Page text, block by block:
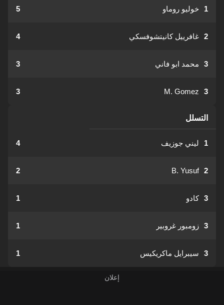
1 خوليو روماو 5
2 غافرييل كانيتشوفسكي 4
3 محمد ابو فاني 3
3
M. Gomez
3
التسلل
1 ليني جوزيف 4
2
B. Yusuf
2
3 كادو 1
3 زومبور غروبير 1
3 سيبرايل ماكريكيس 1